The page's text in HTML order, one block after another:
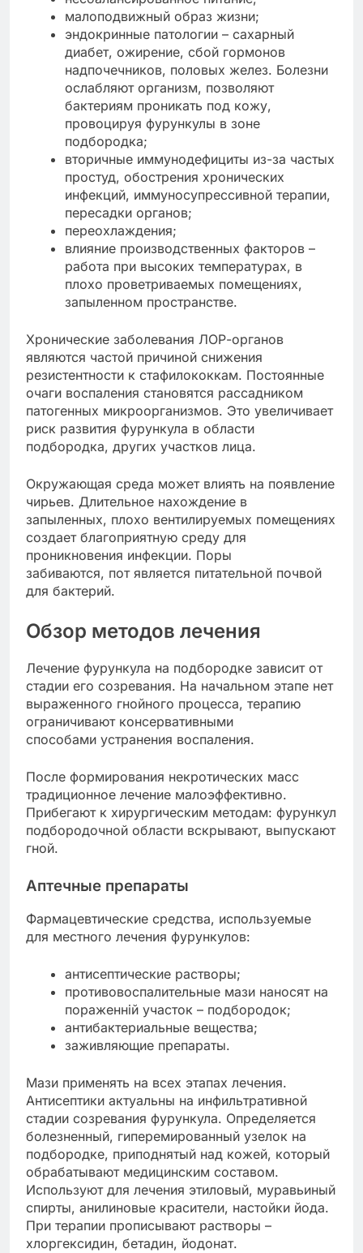
малоподвижный образ жизни;
эндокринные патологии – сахарный
диабет, ожирение, сбой гормонов
надпочечников, половых желез. Болезни
ослабляют организм, позволяют
бактериям проникать под кожу,
провоцируя фурункулы в зоне
подбородка;
вторичные иммунодефициты из-за частых
простуд, обострения хронических
инфекций, иммуносупрессивной терапии,
пересадки органов;
переохлаждения;
влияние производственных факторов –
работа при высоких температурах, в
плохо проветриваемых помещениях,
запыленном пространстве.
Хронические заболевания ЛОР-органов
являются частой причиной снижения
резистентности к стафилококкам. Постоянные
очаги воспаления становятся рассадником
патогенных микроорганизмов. Это увеличивает
риск развития фурункула в области
подбородка, других участков лица.
Окружающая среда может влиять на появление
чирьев. Длительное нахождение в
запыленных, плохо вентилируемых помещениях
создает благоприятную среду для
проникновения инфекции. Поры
забиваются, пот является питательной почвой
для бактерий.
Обзор методов лечения
Лечение фурункула на подбородке зависит от
стадии его созревания. На начальном этапе нет
выраженного гнойного процесса, терапию
ограничивают консервативными
способами устранения воспаления.
После формирования некротических масс
традиционное лечение малоэффективно.
Прибегают к хирургическим методам: фурункул
подбородочной области вскрывают, выпускают
гной.
Аптечные препараты
Фармацевтические средства, используемые
для местного лечения фурункулов:
антисептические растворы;
противовоспалительные мази наносят на
пораженній участок – подбородок;
антибактериальные вещества;
заживляющие препараты.
Мази применять на всех этапах лечения.
Антисептики актуальны на инфильтративной
стадии созревания фурункула. Определяется
болезненный, гиперемированный узелок на
подбородке, приподнятый над кожей, который
обрабатывают медицинским составом.
Используют для лечения этиловый, муравьиный
спирты, анилиновые красители, настойки йода.
При терапии прописывают растворы –
хлоргексидин, бетадин, йодонат.